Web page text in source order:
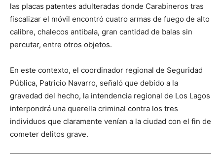
las placas patentes adulteradas donde Carabineros tras
fiscalizar el móvil encontró cuatro armas de fuego de alto
calibre, chalecos antibala, gran cantidad de balas sin
percutar, entre otros objetos.
En este contexto, el coordinador regional de Seguridad
Pública, Patricio Navarro, señaló que debido a la
gravedad del hecho, la intendencia regional de Los Lagos
interpondrá una querella criminal contra los tres
individuos que claramente venían a la ciudad con el fin de
cometer delitos grave.